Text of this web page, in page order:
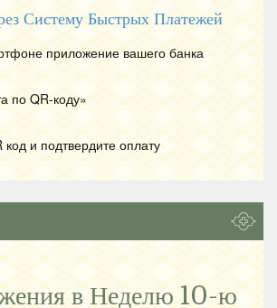
Систему Быстрых Платежей
приложение вашего банка
поQR-коду»
код и подтвердите оплату
в Неделю 10-ю